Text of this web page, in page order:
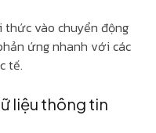
vào chuyển động
ứng nhanh với các
tế.
liệu thông tin